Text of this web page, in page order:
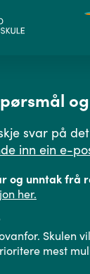
svar på
inn ein e-
og unntak frå
her.
Skulen
mest